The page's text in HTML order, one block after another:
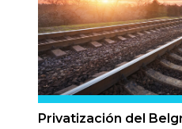
Privatización del